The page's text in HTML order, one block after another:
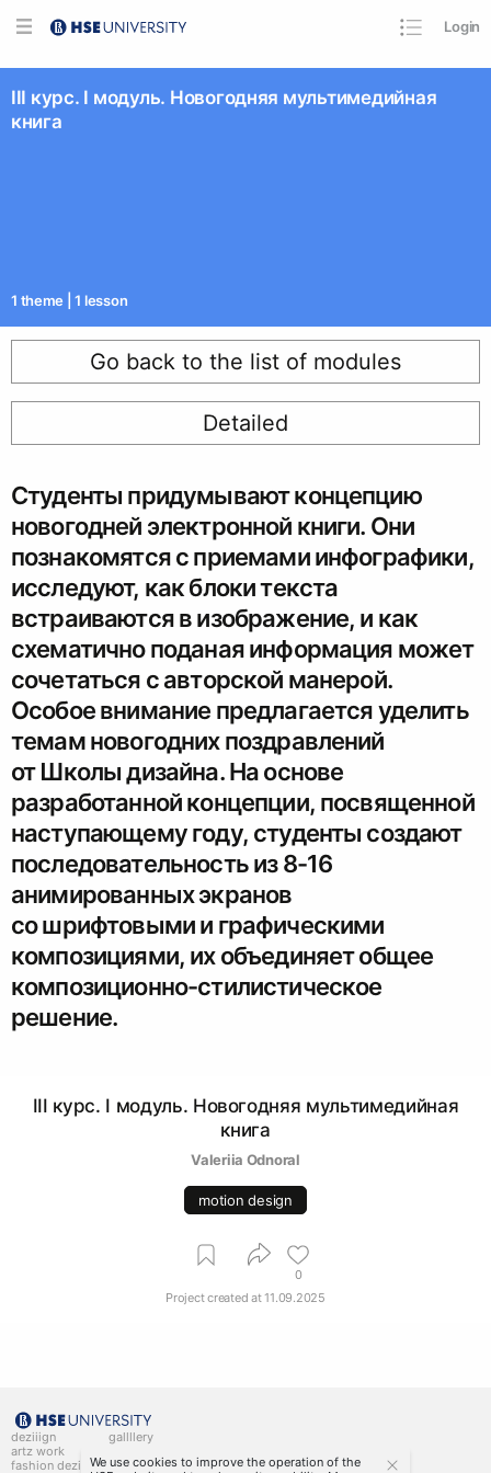
Login
III курс. I модуль. Новогодняя мультимедийная
книга
1 theme |1 lesson
Go back to the list of modules
Detailed
Студенты придумывают концепцию
новогодней электронной книги. Они
познакомятся с приемами инфографики,
исследуют, как блоки текста
встраиваются в изображение, и как
схематично поданая информация может
сочетаться с авторской манерой.
Особое внимание предлагается уделить
темам новогодних поздравлений
от Школы дизайна. На основе
разработанной концепции, посвященной
наступающему году, студенты создают
последовательность из 8-16
анимированных экранов
со шрифтовыми и графическими
композициями, их объединяет общее
композиционно-стилистическое
решение.
III курс. I модуль. Новогодняя мультимедийная
книга
Valeriia Odnoral
motion design
0
Project created at11.09.2025
deziiign
artz work
fashion deziiign
gallllery
kiiids.art
We use cookies to improve the operation of the